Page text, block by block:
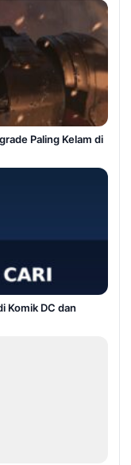
Paling Kelam di
Komik DC dan